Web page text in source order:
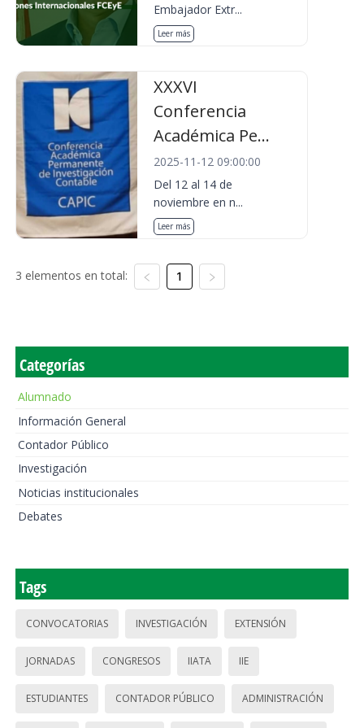
Embajador Extr...
Leer más
XXXVI
Conferencia
Académica Pe...
2025-11-12 09:00:00
Del 12 al 14 de
noviembre en n...
Leer más
3 elementos en total: 1
Categorías
Alumnado
Información General
Contador Público
Investigación
Noticias institucionales
Debates
Tags
CONVOCATORIAS INVESTIGACIÓN EXTENSIÓN
JORNADAS CONGRESOS IIATA IIE
ESTUDIANTES CONTADOR PÚBLICO ADMINISTRACIÓN